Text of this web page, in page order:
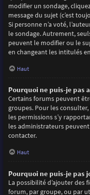
modifier un sondage,
message du sujet (c’est
Si personne n’a voté,
le sondage. Autrement,
peuvent le modifier ou le
en changeant les intitulés
Haut
Pourquoi ne puis-je pas
Certains forums peuvent
groupes. Pour les
les permissions s’y
les administrateurs peuvent
contacter.
Haut
Pourquoi ne puis-je pas
La possibilité d’ajouter des
forum, par groupe, ou par